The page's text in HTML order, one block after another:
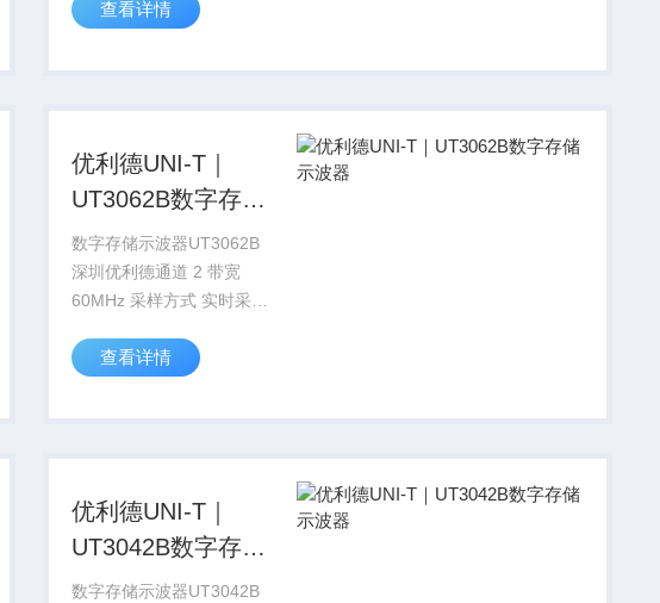
显示色彩 单色
查看详情
优利德UNI-T｜
UT3062B数字存储
示波器
数字存储示波器UT3062B
深圳优利德通道 2 带宽
60MHz 采样方式 实时采样
显示色彩 单色
查看详情
优利德UNI-T｜
UT3042B数字存储
示波器
数字存储示波器UT3042B